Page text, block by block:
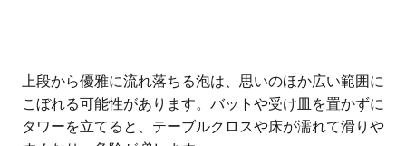
上段から優雅に流れ落ちる泡は、思いのほか広い範囲に
こぼれる可能性があります。バットや受け皿を置かずに
タワーを立てると、テーブルクロスや床が濡れて滑りや